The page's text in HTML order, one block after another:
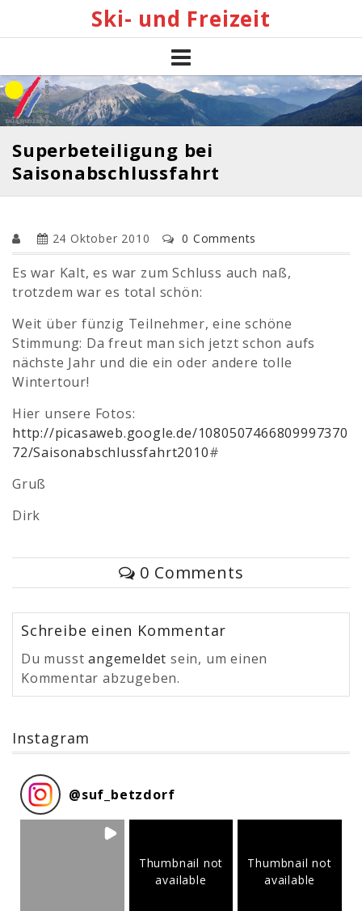
Ski- und Freizeit
Superbeteiligung bei
Saisonabschlussfahrt
24 Oktober 2010 0 Comments
Es war Kalt, es war zum Schluss auch naß,
trotzdem war es total schön:
Weit über fünzig Teilnehmer, eine schöne
Stimmung: Da freut man sich jetzt schon aufs
nächste Jahr und die ein oder andere tolle
Wintertour!
Hier unsere Fotos:
http://picasaweb.google.de/1080507466809997370
72/Saisonabschlussfahrt2010#
Gruß
Dirk
0 Comments
Schreibe einen Kommentar
Du musstangemeldet sein, um einen
Kommentar abzugeben.
Instagram
@suf_betzdorf
Thumbnail not
available
Thumbnail not
available